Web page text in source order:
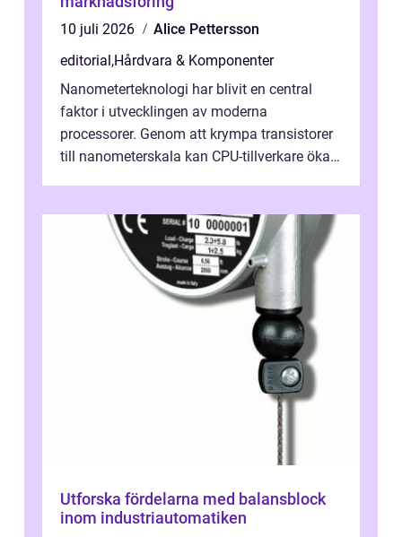
10 juli 2026
Alice Pettersson
editorial,Hårdvara & Komponenter
Nanometerteknologi har blivit en central
faktor i utvecklingen av moderna
processorer. Genom att krympa transistorer
till nanometerskala kan CPU-tillverkare öka
Utforska fördelarna med balansblock
inom industriautomatiken